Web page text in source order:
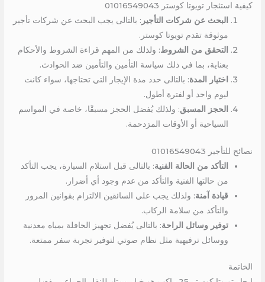
كيفية استئجار تويوتا كوستر 01016549043
البحث عن شركات التأجير : بالتالى يجب البحث عن شركات تأجير
موثوقة تقدم تويوتا كوستر.
التحقق من الشروط: ولذلك من المهم قراءة الشروط والأحكام
بعناية، بما في ذلك سياسة التأمين والتأمين ضد الحوادث.
اختيار المدة: بالتالى حدد مدة الإيجار التي تحتاجها، سواء كانت
ليوم واحد أو لفترة أطول.
الحجز المسبق: ولذلك يُفضل الحجز مسبقًا، خاصة في المواسم
السياحية أو الأوقات المزدحمة.
نصائح للتأجير 01016549043
التأكد من الحالة الفنية: بالتالى قبل استلام السيارة، يجب التأكد
من حالتها الفنية والتأكد من عدم وجود أي أضرار.
قيادة آمنة: ولذلك يجب على السائقين الالتزام بقوانين المرور
والتأكد من سلامة الركاب.
توفير وسائل الراحة: بالتالى يُفضل تجهيز الحافلة بمياه معدنية
ووسائل ترفيهية مثل نظام صوتي لتوفير تجربة سفر ممتعة.
الخاتمة